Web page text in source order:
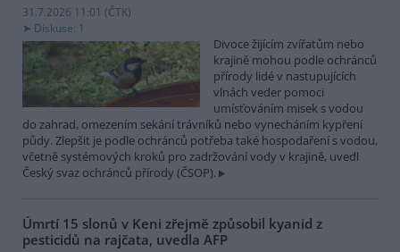
31.7.2026 11:01 (ČTK)
Diskuse: 1
Divoce žijícím zvířatům nebo
krajině mohou podle ochránců
přírody lidé v nastupujících
vlnách veder pomoci
umísťováním misek s vodou
do zahrad, omezením sekání trávníků nebo vynecháním kypření
půdy. Zlepšit je podle ochránců potřeba také hospodaření s vodou,
včetně systémových kroků pro zadržování vody v krajině, uvedl
Český svaz ochránců přírody (ČSOP).
Úmrtí 15 slonů v Keni zřejmě způsobil kyanid z
pesticidů na rajčata, uvedla AFP